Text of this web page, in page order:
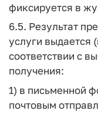
фиксируется в
6.5. Результат
услуги выдается
соответствии с
получения:
1) в письменной
почтовым